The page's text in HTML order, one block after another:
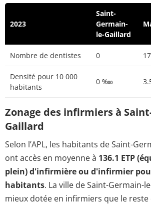
2023
Saint-
Germain-
le-Gaillard
Nombre de dentistes 0
Densité pour 10 000
habitants
0 ‱
Zonage des infirmiers à
Gaillard
Selon l’APL, les habitants de Saint-
ont accès en moyenne à 136.1 ETP
plein) d'infirmière ou d'infirmier
habitants. La ville de Saint-Germain-
mieux dotée en infirmiers que le reste